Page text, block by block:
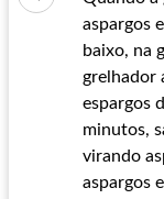
aspargos
baixo, na
grelhador
espargos
minutos,
virando
aspargos